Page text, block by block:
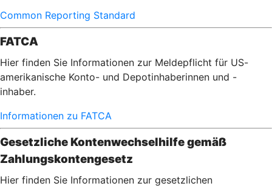
Common Reporting Standard
FATCA
Hier finden Sie Informationen zur Meldepflicht für US-
amerikanische Konto- und Depotinhaberinnen und -
inhaber.
Informationen zu FATCA
Gesetzliche Kontenwechselhilfe gemäß
Zahlungskontengesetz
Hier finden Sie Informationen zur gesetzlichen